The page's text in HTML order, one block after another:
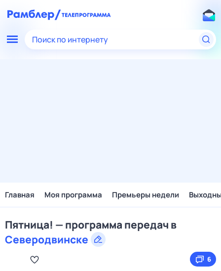
Поиск по интернету
Главная Моя программа Премьеры недели
Пятница! — программа передач в
Северодвинске
6